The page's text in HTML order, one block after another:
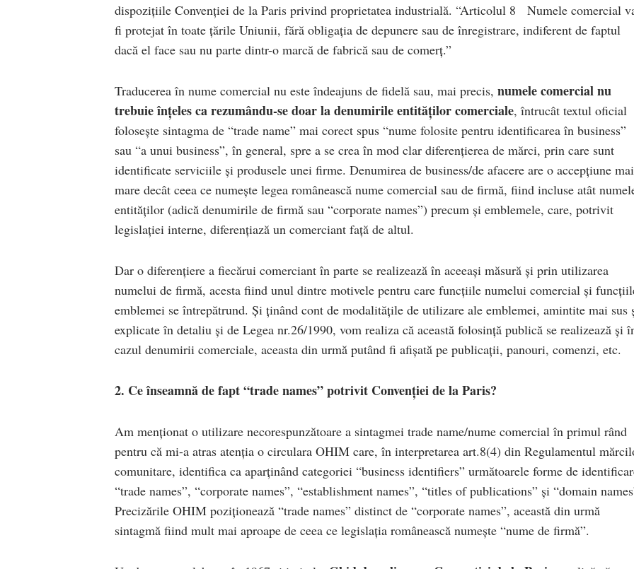
dispozițiile Convenției de la Paris privind proprietatea industrială. “Articolul 8 Numele comercial
fi protejat în toate țările Uniunii, fără obligația de depunere sau de înregistrare, indiferent de faptul
dacă el face sau nu parte dintr-o marcă de fabrică sau de comerț.”
Traducerea în nume comercial nu este îndeajuns de fidelă sau, mai precis, numele comercial nu
trebuie înțeles ca rezumându-se doar la denumirile entităților comerciale, întrucât textul oficial
folosește sintagma de “trade name” mai corect spus “nume folosite pentru identificarea în business”
sau “a unui business”, în general, spre a se crea în mod clar diferențierea de mărci, prin care sunt
identificate serviciile și produsele unei firme. Denumirea de business/de afacere are o accepțiune mai
mare decât ceea ce numește legea românească nume comercial sau de firmă, fiind incluse atât
entităților (adică denumirile de firmă sau “corporate names”) precum și emblemele, care, potrivit
legislației interne, diferențiază un comerciant față de altul.
Dar o diferențiere a fiecărui comerciant în parte se realizează în aceeași măsură și prin utilizarea
numelui de firmă, acesta fiind unul dintre motivele pentru care funcțiile numelui comercial și
emblemei se întrepătrund. Și ținând cont de modalitățile de utilizare ale emblemei, amintite mai sus
explicate în detaliu și de Legea nr.26/1990, vom realiza că această folosință publică se realizează și
cazul denumirii comerciale, aceasta din urmă putând fi afișată pe publicații, panouri, comenzi, etc.
2. Ce înseamnă de fapt “trade names” potrivit Convenției de la Paris?
Am menționat o utilizare necorespunzătoare a sintagmei trade name/nume comercial în primul rând
pentru că mi-a atras atenția o circulara OHIM care, în interpretarea art.8(4) din Regulamentul
comunitare, identifica ca aparținând categoriei “business identifiers” următoarele forme de
“trade names”, “corporate names”, “establishment names”, “titles of publications” și “domain
Precizările OHIM poziționează “trade names” distinct de “corporate names”, această din urmă
sintagmă fiind mult mai aproape de ceea ce legislația românească numește “nume de firmă”.